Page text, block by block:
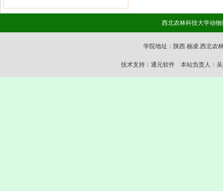
西北农林科技大学动
学院地址：陕西.杨凌.西北农
技术支持：通元软件 本站负责人：